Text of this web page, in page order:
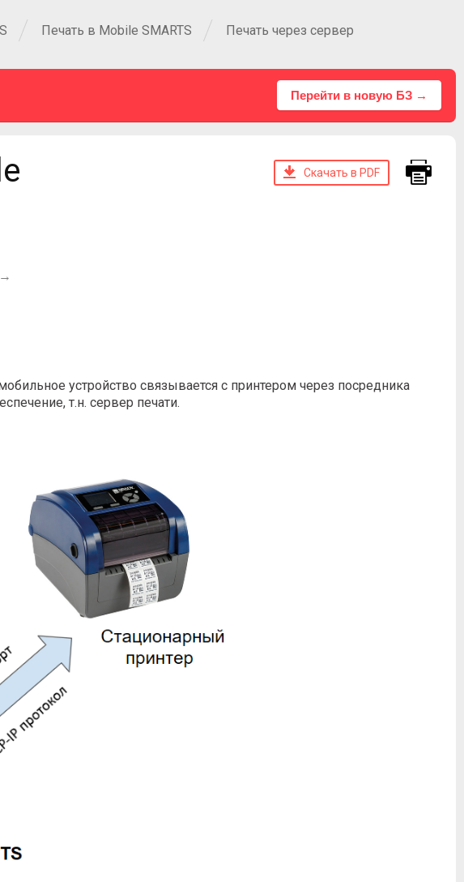
Печать в Mobile SMARTS Печать через сервер
Перейти в новую БЗ →
Скачать в PDF
→
устройство связывается с принтером через посредника
т.н. сервер печати.